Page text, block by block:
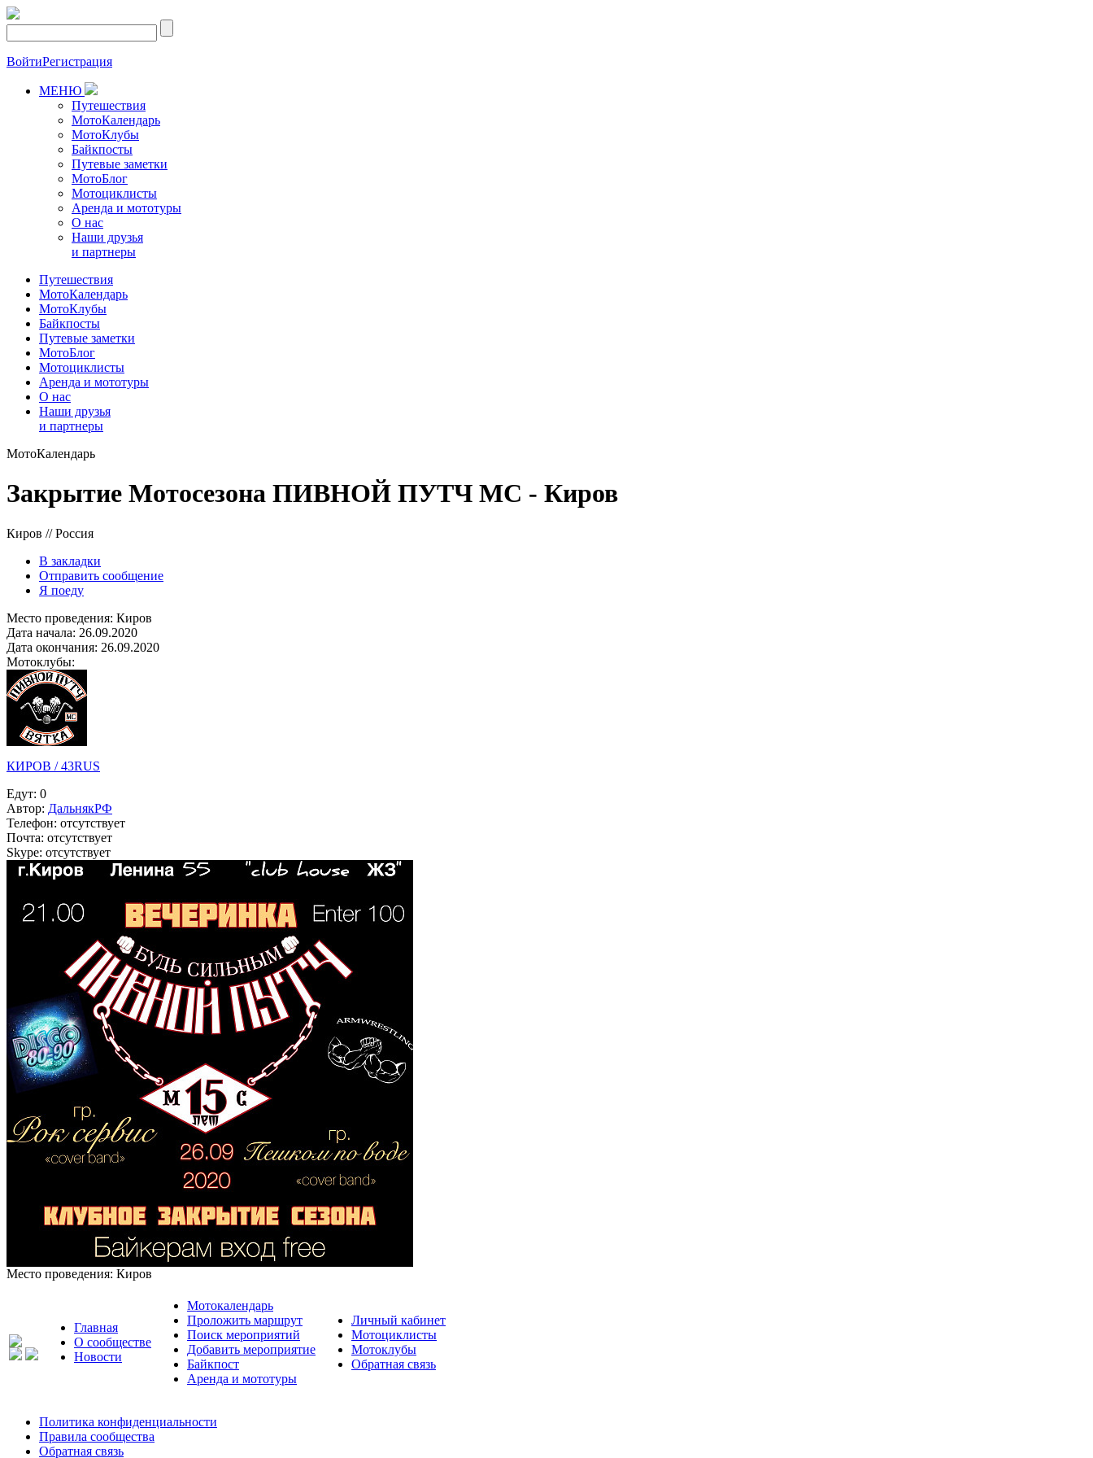
ВойтиРегистрация
МЕНЮ
Путешествия
МотоКалендарь
МотоКлубы
Байкпосты
Путевые заметки
МотоБлог
Мотоциклисты
Аренда и мототуры
О нас
Наши друзья
и партнеры
Путешествия
МотоКалендарь
МотоКлубы
Байкпосты
Путевые заметки
МотоБлог
Мотоциклисты
Аренда и мототуры
О нас
Наши друзья
и партнеры
МотоКалендарь
Закрытие Мотосезона ПИВНОЙ ПУТЧ МС - Киров
Киров // Россия
В закладки
Отправить сообщение
Я поеду
Место проведения: Киров
Дата начала: 26.09.2020
Дата окончания: 26.09.2020
Мотоклубы:
КИРОВ / 43RUS
Едут: 0
Автор: ДальнякРФ
Телефон: отсутствует
Почта: отсутствует
Skype: отсутствует
Место проведения: Киров
Главная
О сообществе
Новости
Мотокалендарь
Проложить маршрут
Поиск мероприятий
Добавить мероприятие
Байкпост
Аренда и мототуры
Личный кабинет
Мотоциклисты
Мотоклубы
Обратная связь
Политика конфиденциальности
Правила сообщества
Обратная связь